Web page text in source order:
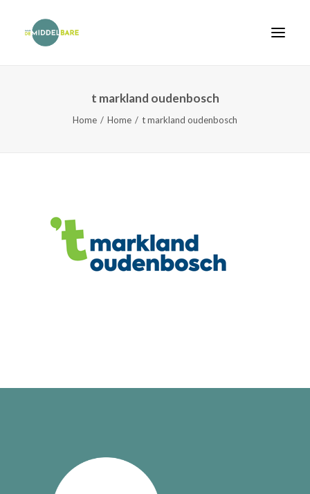
t markland oudenbosch
Home Home t markland oudenbosch